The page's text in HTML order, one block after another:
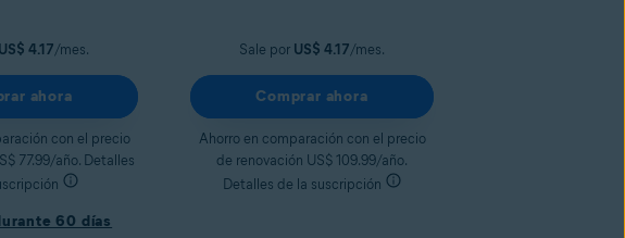
US$ 4.17/mes.
ahora
con el precio
77.99/año. Detalles
60 días
Sale por US$ 4.17/mes.
Comprar ahora
Ahorro en comparación con el precio
de renovación US$ 109.99/año.
Detalles de la suscripción